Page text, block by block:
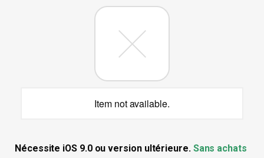
Item not available.
Nécessite iOS 9.0 ou version ultérieure. Sans achats